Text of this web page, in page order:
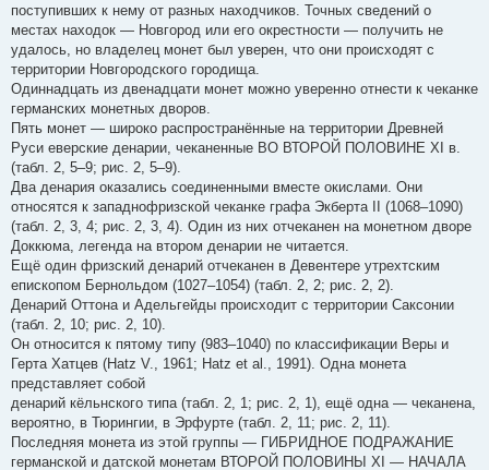
поступивших к нему от разных находчиков. Точных сведений о
местах находок — Новгород или его окрестности — получить не
удалось, но владелец монет был уверен, что они происходят с
территории Новгородского городища.
Одиннадцать из двенадцати монет можно уверенно отнести к чеканке
германских монетных дворов.
Пять монет — широко распространённые на территории Древней
Руси еверские денарии, чеканенные ВО ВТОРОЙ ПОЛОВИНЕ XI в.
(табл. 2, 5–9; рис. 2, 5–9).
Два денария оказались соединенными вместе окислами. Они
относятся к западнофризской чеканке графа Экберта II (1068–1090)
(табл. 2, 3, 4; рис. 2, 3, 4). Один из них отчеканен на монетном дворе
Доккюма, легенда на втором денарии не читается.
Ещё один фризский денарий отчеканен в Девентере утрехтским
епископом Бернольдом (1027–1054) (табл. 2, 2; рис. 2, 2).
Денарий Оттона и Адельгейды происходит с территории Саксонии
(табл. 2, 10; рис. 2, 10).
Он относится к пятому типу (983–1040) по классификации Веры и
Герта Хатцев (Hatz V., 1961; Hatz et al., 1991). Одна монета
представляет собой
денарий кёльнского типа (табл. 2, 1; рис. 2, 1), ещё одна — чеканена,
вероятно, в Тюрингии, в Эрфурте (табл. 2, 11; рис. 2, 11).
Последняя монета из этой группы — ГИБРИДНОЕ ПОДРАЖАНИЕ
германской и датской монетам ВТОРОЙ ПОЛОВИНЫ XI — НАЧАЛА